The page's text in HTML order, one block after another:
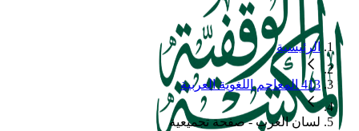
الرئيسية
413 المعاجم اللغوية العربية
لسان العرب - صفحة تجميعية